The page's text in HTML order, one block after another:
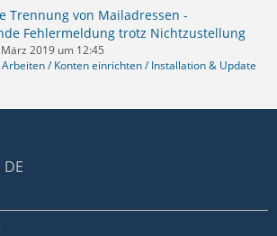
Trennung von Mailadressen -
Fehlermeldung trotz Nichtzustellung
2019 um 12:45
/ Konten einrichten / Installation & Update